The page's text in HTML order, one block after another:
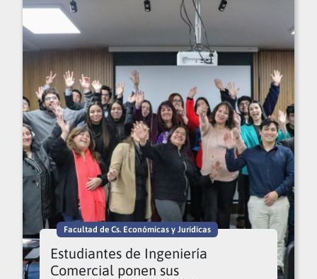
Facultad de Cs. Económicas y Jurídicas
Estudiantes de Ingeniería
Comercial ponen sus